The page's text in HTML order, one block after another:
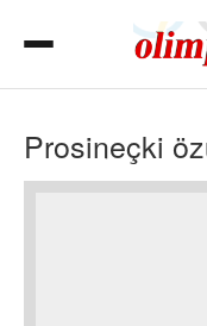
Prosineçki